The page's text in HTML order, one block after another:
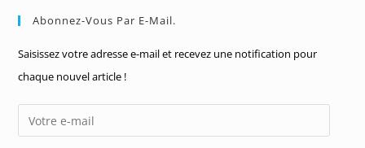
Abonnez-Vous Par E-Mail.
Saisissez votre adresse e-mail et recevez une notification pour
chaque nouvel article !
Votre
e-